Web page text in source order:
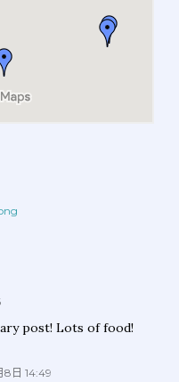
post! Lots of food!
8日 14:49